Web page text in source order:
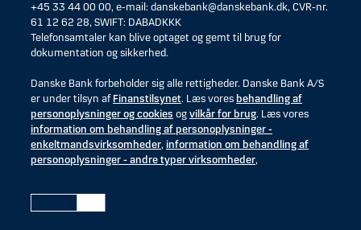
+45 33 44 00 00, e-mail: danskebank@danskebank.dk, CVR-nr.
61 12 62 28, SWIFT: DABADKKK
Telefonsamtaler kan blive optaget og gemt til brug for
dokumentation og sikkerhed.
Danske Bank forbeholder sig alle rettigheder. Danske Bank A/S
er under tilsyn afFinanstilsynet. Læs vores behandling af
personoplysninger og cookies ogvilkår for brug. Læs vores
information om behandling af personoplysninger -
enkeltmandsvirksomheder, information om behandling af
personoplysninger - andre typer virksomheder,